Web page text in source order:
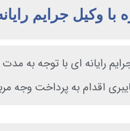
با وکیل جرایم
رایانه ای با توجه
اقدام به پرداخت وجه